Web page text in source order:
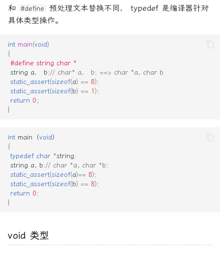
和 #define
预处理文本替换不同， typedef 是编译器针对
具体类型操作。
int main(void)
{
#define string char *
string a， b;// char* a， b; ==> char *a, char b
static_assert(sizeof(a) == 8);
static_assert(sizeof(b) == 1);
return 0；
}
int main （void）
{
typedef char *string;
string a, b;// char *a, char *b;
static_assert(sizeof(a)== 8);
static_assert(sizeof(b) == 8);
return 0;
}
void 类型